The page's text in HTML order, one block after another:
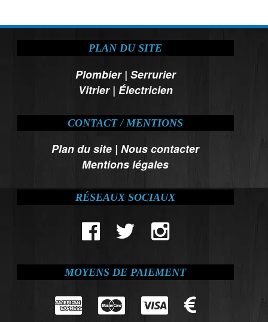
PLAN DU SITE
Plombier| Serrurier
Vitrier| Électricien
CONTACT / MENTIONS
Plan du site |Nous contacter
Mentions légales
RÉSEAUX SOCIAUX
MOYENS DE PAIEMENT